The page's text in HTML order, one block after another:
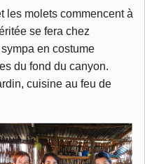
les molets commencent à
se fera chez
en costume
du fond du canyon.
cuisine au feu de